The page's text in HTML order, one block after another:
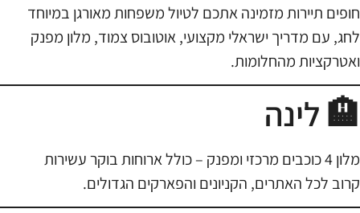
חופים תיירות מזמינה אתכם לטיול משפחות מאורגן במיוחד
לחג, עם מדריך ישראלי מקצועי, אוטובוס צמוד, מלון מפנק
ואטרקציות מהחלומות.
🏨 לינה
מלון 4 כוכבים מרכזי ומפנק – כולל ארוחות בוקר עשירות
קרוב לכל האתרים, הקניונים והפארקים הגדולים.